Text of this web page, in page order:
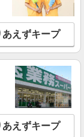
・能力による） ※
定あり） ゜
+゜ 入社祝い金10
。・゜+゜
販店
を見る
あえずキープ
あえずキープ